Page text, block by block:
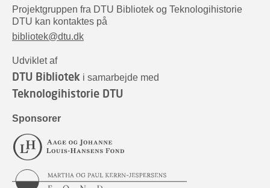
Projektgruppen fra DTU Bibliotek og Teknologihistorie
DTU kan kontaktes på
bibliotek@dtu.dk
Udviklet af
DTU Bibliotek i samarbejde med
Teknologihistorie DTU
Sponsorer